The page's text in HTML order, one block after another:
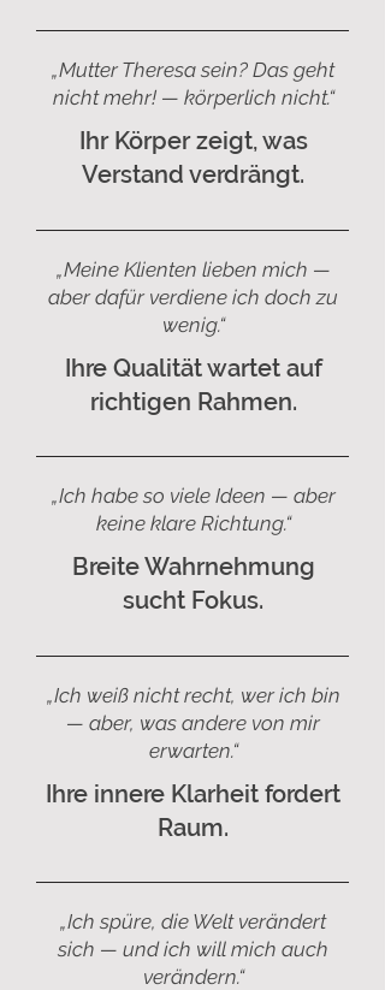
„Mutter Theresa sein? Das geht
nicht mehr! — körperlich nicht.“
Ihr Körper zeigt, was
Verstand verdrängt.
„Meine Klienten lieben mich —
aber dafür verdiene ich doch zu
wenig.“
Ihre Qualität wartet auf
richtigen Rahmen.
„Ich habe so viele Ideen — aber
keine klare Richtung.“
Breite Wahrnehmung
sucht Fokus.
„Ich weiß nicht recht, wer ich bin
— aber, was andere von mir
erwarten.“
Ihre innere Klarheit fordert
Raum.
„Ich spüre, die Welt verändert
sich — und ich will mich auch
verändern.“